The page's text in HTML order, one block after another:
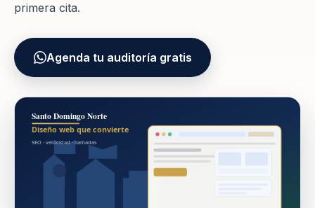
primera cita.
Agenda tu auditoría gratis